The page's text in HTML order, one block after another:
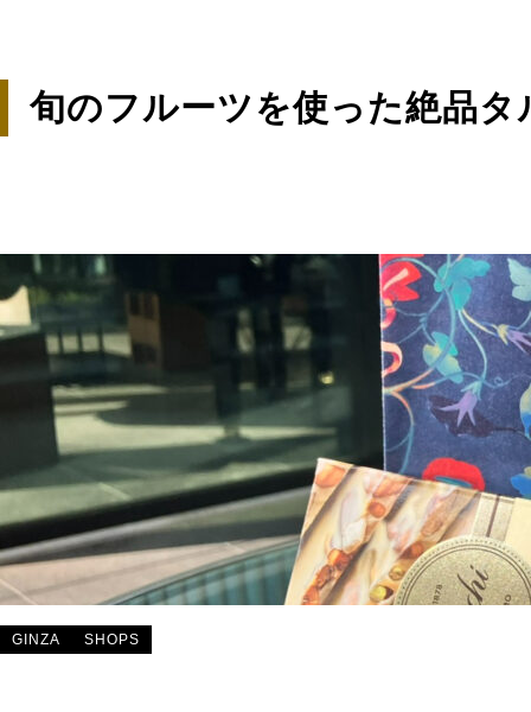
旬のフルーツを使った絶品
GINZA SHOPS